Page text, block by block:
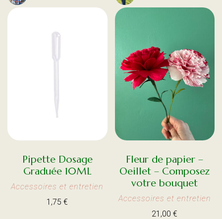
Pipette Dosage
Graduée 10ML
Accessoires et entretien
1,75€
Fleur de papier –
Oeillet – Composez
votre bouquet
Accessoires et entretien
21,00€